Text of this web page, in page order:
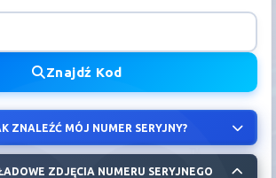
Znajdź Kod
ZNALEŹĆ MÓJ NUMER SERYJNY?
ZDJĘCIA NUMERU SERYJNEGO